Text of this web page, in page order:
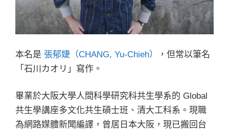
本名是 張郁婕（CHANG, Yu-Chieh）
，但常以筆名
「石川カオリ」寫作。
畢業於大阪大學人間科學研究科共生學系的 Global
共生學講座多文化共生碩士班、清大工科系。現職
為網路媒體新聞編譯，曾居日本大阪，現已搬回台